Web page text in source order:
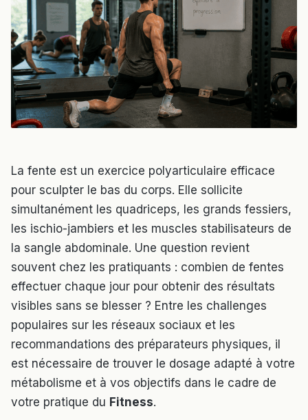
La fente est un exercice polyarticulaire efficace
pour sculpter le bas du corps. Elle sollicite
simultanément les quadriceps, les grands fessiers,
les ischio-jambiers et les muscles stabilisateurs de
la sangle abdominale. Une question revient
souvent chez les pratiquants : combien de fentes
effectuer chaque jour pour obtenir des résultats
visibles sans se blesser ? Entre les challenges
populaires sur les réseaux sociaux et les
recommandations des préparateurs physiques, il
est nécessaire de trouver le dosage adapté à votre
métabolisme et à vos objectifs dans le cadre de
votre pratique du Fitness.